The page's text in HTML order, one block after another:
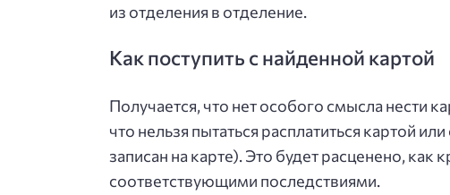
из отделения в отделение.
Как поступить с найденной картой
Получается, что нет особого смысла нести
что нельзя пытаться расплатиться картой
записан на карте). Это будет расценено, как
соответствующими последствиями.